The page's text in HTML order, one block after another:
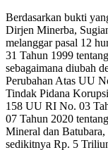
Berdasarkan bukti
Dirjen Minerba,
melanggar pasal 12
31 Tahun 1999
sebagaimana diubah
Perubahan Atas UU
Tindak Pidana
158 UU RI No. 03
07 Tahun 2020
Mineral dan
sedikitnya Rp. 5